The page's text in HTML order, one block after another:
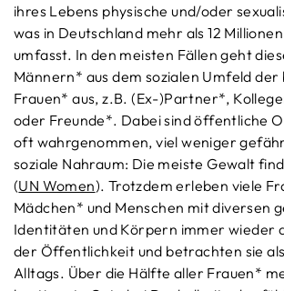
ihres Lebens physische und/oder
was in Deutschland mehr als 12
umfasst. In den meisten Fällen geht
Männern* aus dem sozialen Umfeld
Frauen* aus, z.B. (Ex-)Partner*,
oder Freunde*. Dabei sind öffentliche
oft wahrgenommen, viel weniger
soziale Nahraum: Die meiste Gewalt
(UN Women). Trotzdem erleben viele
Mädchen* und Menschen mit diversen
Identitäten und Körpern immer wieder
der Öffentlichkeit und betrachten sie als
Alltags. Über die Hälfte aller Frauen*